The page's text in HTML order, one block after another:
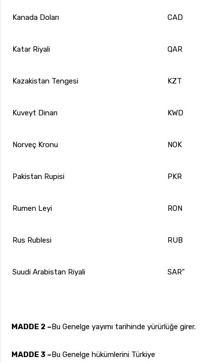
Kanada Doları CAD
Katar Riyali QAR
Kazakistan Tengesi KZT
Kuveyt Dinarı KWD
Norveç Kronu NOK
Pakistan Rupisi PKR
Rumen Leyi RON
Rus Rublesi RUB
Suudi Arabistan Riyali SAR”
MADDE 2 – Bu Genelge yayımı tarihinde yürürlüğe girer.
MADDE 3 – Bu Genelge hükümlerini Türkiye